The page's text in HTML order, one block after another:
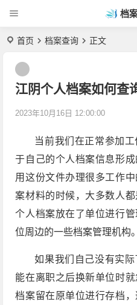
档
首页 档案查询 正文
江阴个人档案如何查
2023年10月16日 12:00:00
当前我们在正常参加
于自己的个人档案信息形
用这份文件办理很多工作
案材料的时候，大多数人
个人档案放在了单位进行
位周边的一些档案管理机构。
如果我们自己没有实
能在离职之后换新单位时
档案留在原单位进行存档